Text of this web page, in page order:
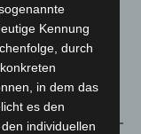
1.271
Kennung
durch
in dem das
es den
individuellen